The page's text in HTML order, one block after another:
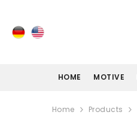
HOME MOTIVE
Home Products